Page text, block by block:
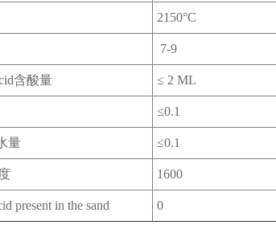
2150°C
7-9
含酸量 ≤ 2 ML
≤0.1
量 ≤0.1
1600
present in the sand 0